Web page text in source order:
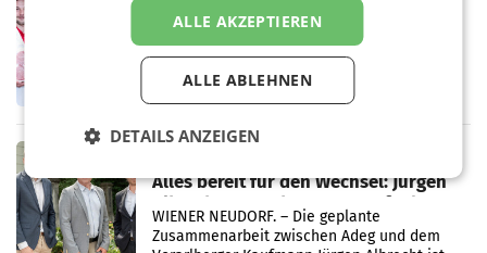
Penny modernisiert zwei Filialen in
Ober- und Niederösterreich
WIENER NEUDORF. – Im Rahmen einer
laufenden Modernisierungsoffensive
erneuert Penny zwei Filialen in Nieder- und
in Haag sowie im rund
Alles bereit für den Wechsel: Jürgen
Albrecht setzt ab 1.1.2027 auf Adeg
WIENER NEUDORF. – Die geplante
Zusammenarbeit zwischen Adeg und dem
ALLE AKZEPTIEREN
ALLE ABLEHNEN
DETAILS ANZEIGEN